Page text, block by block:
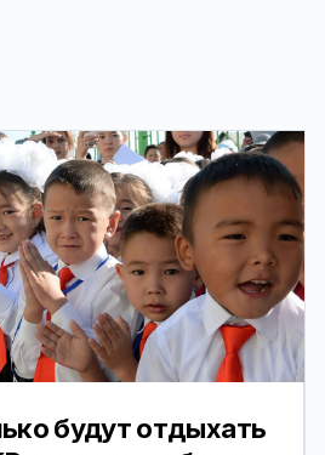
будут отдыхать